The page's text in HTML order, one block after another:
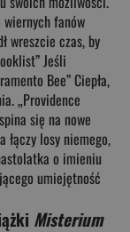
wiernych fanów
wreszcie czas, by
Jeśli
Bee” Ciepła,
„Providence
się na nowe
łączy losy niemego,
o imieniu
umiejętność
Misterium